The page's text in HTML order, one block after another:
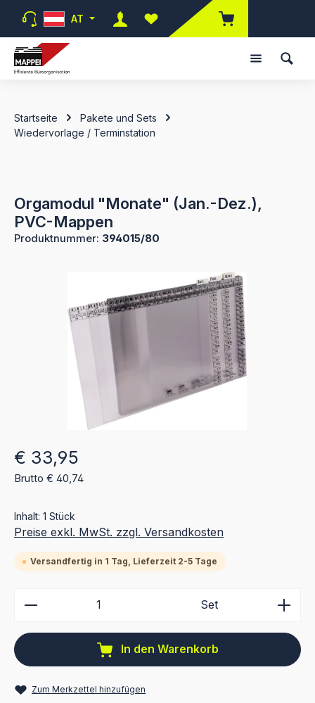
Zum Hauptinhalt springen
AT
Du hast 0 Produkte auf dem
Startseite
Pakete und Sets
Wiedervorlage / Terminstation
Orgamodul "Monate" (Jan.-Dez.),
PVC-Mappen
Produktnummer: 394015/80
Regulärer Preis:
€ 33,95
Brutto € 40,74
Inhalt: 1 Stück
Preise exkl. MwSt. zzgl. Versandkosten
Versandfertig in 1 Tag, Lieferzeit 2-5 Tage
Produkt Anzahl: Gib den gewünschten Wert ein
Set
In den Warenkorb
Zum Merkzettel hinzufügen